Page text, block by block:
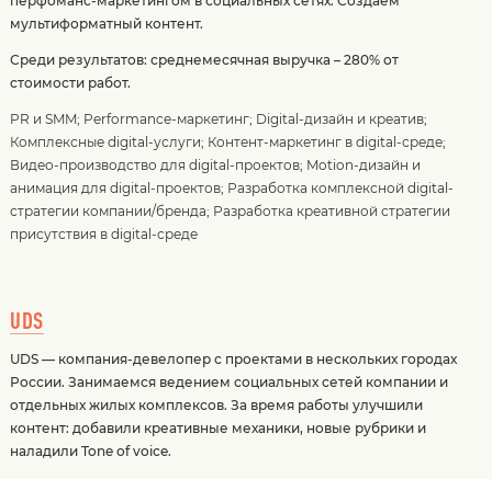
мультиформатный контент.
Среди результатов: среднемесячная выручка – 280% от
стоимости работ.
PR и SMM; Performance-маркетинг; Digital-дизайн и креатив;
Комплексные digital-услуги; Контент-маркетинг в digital-среде;
Видео-производство для digital-проектов; Motion-дизайн и
анимация для digital-проектов; Разработка комплексной digital-
стратегии компании/бренда; Разработка креативной стратегии
присутствия в digital-среде
UDS
UDS — компания-девелопер с проектами в нескольких городах
России. Занимаемся ведением социальных сетей компании и
отдельных жилых комплексов. За время работы улучшили
контент: добавили креативные механики, новые рубрики и
наладили Tone of voice.